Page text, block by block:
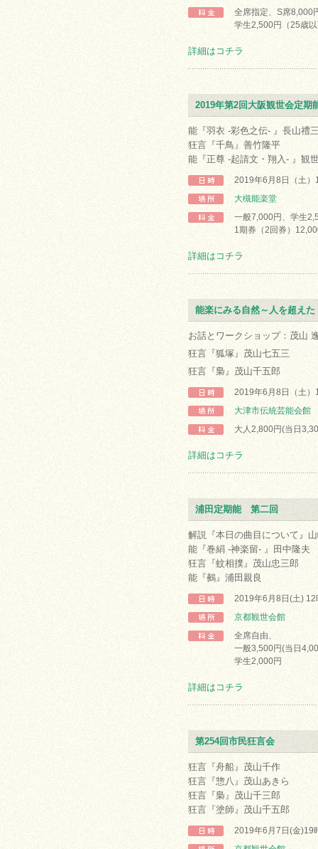
全席指定、S席8,000
学生2,500円（25歳
詳細はコチラ
2019年第2回大阪観世会定期
能『羽衣 -彩色之伝- 』長山禮
狂言『千鳥』善竹隆平
能『正尊 -起請文・翔入- 』観
2019年6月8日（土）
大槻能楽堂
一般7,000円、学生
1期券（2回券）
詳細はコチラ
能楽にみる自然～人を超え
お話とワークショップ：茂山
狂言『狐塚』茂山七五三
狂言『梟』茂山千五郎
2019年6月8日（土）
大津市伝統芸能会館
大人2,800円(当日
詳細はコチラ
浦田定期能 第二回
解説『本日の曲目について』
能『巻絹 -神楽留- 』田中隆夫
狂言『蚊相撲』茂山忠三郎
能『鵺』浦田親良
2019年6月8日(土) 12
京都観世会館
全席自由、
一般3,500円(当日
学生2,000円
詳細はコチラ
第254回市民狂言会
狂言『舟船』茂山千作
狂言『惣八』茂山あきら
狂言『梟』茂山千三郎
狂言『塗師』茂山千五郎
2019年6月7日(金)19